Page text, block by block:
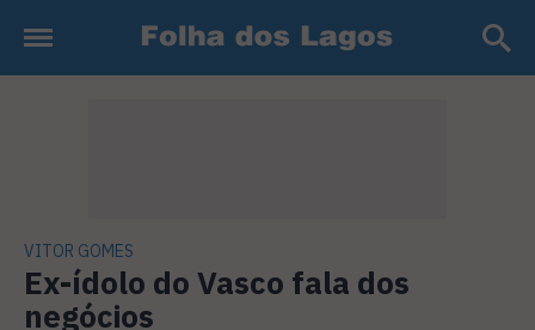
VITOR GOMES
Ex-ídolo do Vasco fala dos
negócios